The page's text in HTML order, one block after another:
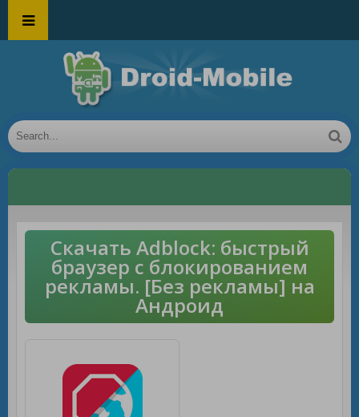
Скачать Adblock: быстрый
браузер с блокированием
рекламы. [Без рекламы] на
Андроид